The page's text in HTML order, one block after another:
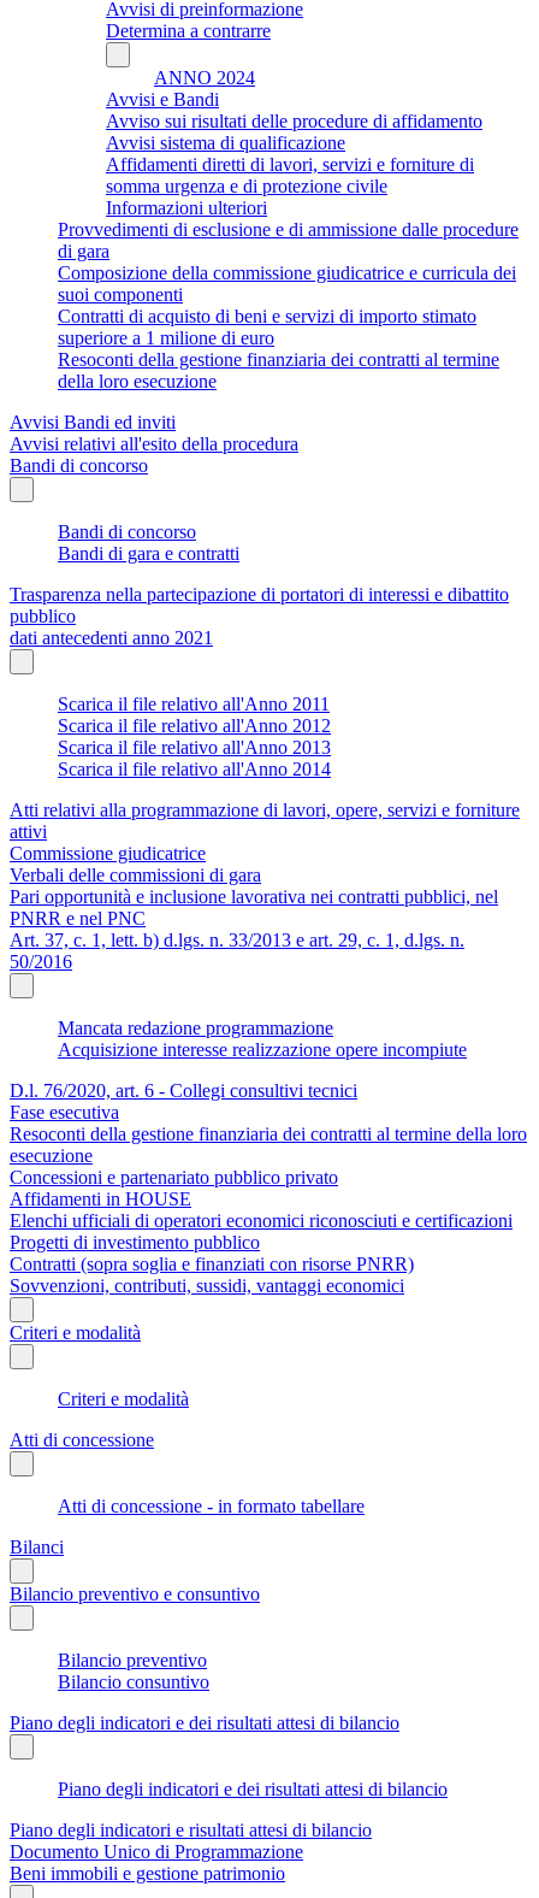
Avvisi di preinformazione
Determina a contrarre
ANNO 2024
Avvisi e Bandi
Avviso sui risultati delle procedure di affidamento
Avvisi sistema di qualificazione
Affidamenti diretti di lavori, servizi e forniture di
somma urgenza e di protezione civile
Informazioni ulteriori
Provvedimenti di esclusione e di ammissione dalle procedure
di gara
Composizione della commissione giudicatrice e curricula dei
suoi componenti
Contratti di acquisto di beni e servizi di importo stimato
superiore a 1 milione di euro
Resoconti della gestione finanziaria dei contratti al termine
della loro esecuzione
Avvisi Bandi ed inviti
Avvisi relativi all'esito della procedura
Bandi di concorso
Bandi di concorso
Bandi di gara e contratti
Trasparenza nella partecipazione di portatori di interessi e dibattito
pubblico
dati antecedenti anno 2021
Scarica il file relativo all'Anno 2011
Scarica il file relativo all'Anno 2012
Scarica il file relativo all'Anno 2013
Scarica il file relativo all'Anno 2014
Atti relativi alla programmazione di lavori, opere, servizi e forniture
attivi
Commissione giudicatrice
Verbali delle commissioni di gara
Pari opportunità e inclusione lavorativa nei contratti pubblici, nel
PNRR e nel PNC
Art. 37, c. 1, lett. b) d.lgs. n. 33/2013 e art. 29, c. 1, d.lgs. n.
50/2016
Mancata redazione programmazione
Acquisizione interesse realizzazione opere incompiute
D.l. 76/2020, art. 6 - Collegi consultivi tecnici
Fase esecutiva
Resoconti della gestione finanziaria dei contratti al termine della loro
esecuzione
Concessioni e partenariato pubblico privato
Affidamenti in HOUSE
Elenchi ufficiali di operatori economici riconosciuti e certificazioni
Progetti di investimento pubblico
Contratti (sopra soglia e finanziati con risorse PNRR)
Sovvenzioni, contributi, sussidi, vantaggi economici
Criteri e modalità
Criteri e modalità
Atti di concessione
Atti di concessione - in formato tabellare
Bilanci
Bilancio preventivo e consuntivo
Bilancio preventivo
Bilancio consuntivo
Piano degli indicatori e dei risultati attesi di bilancio
Piano degli indicatori e dei risultati attesi di bilancio
Piano degli indicatori e risultati attesi di bilancio
Documento Unico di Programmazione
Beni immobili e gestione patrimonio